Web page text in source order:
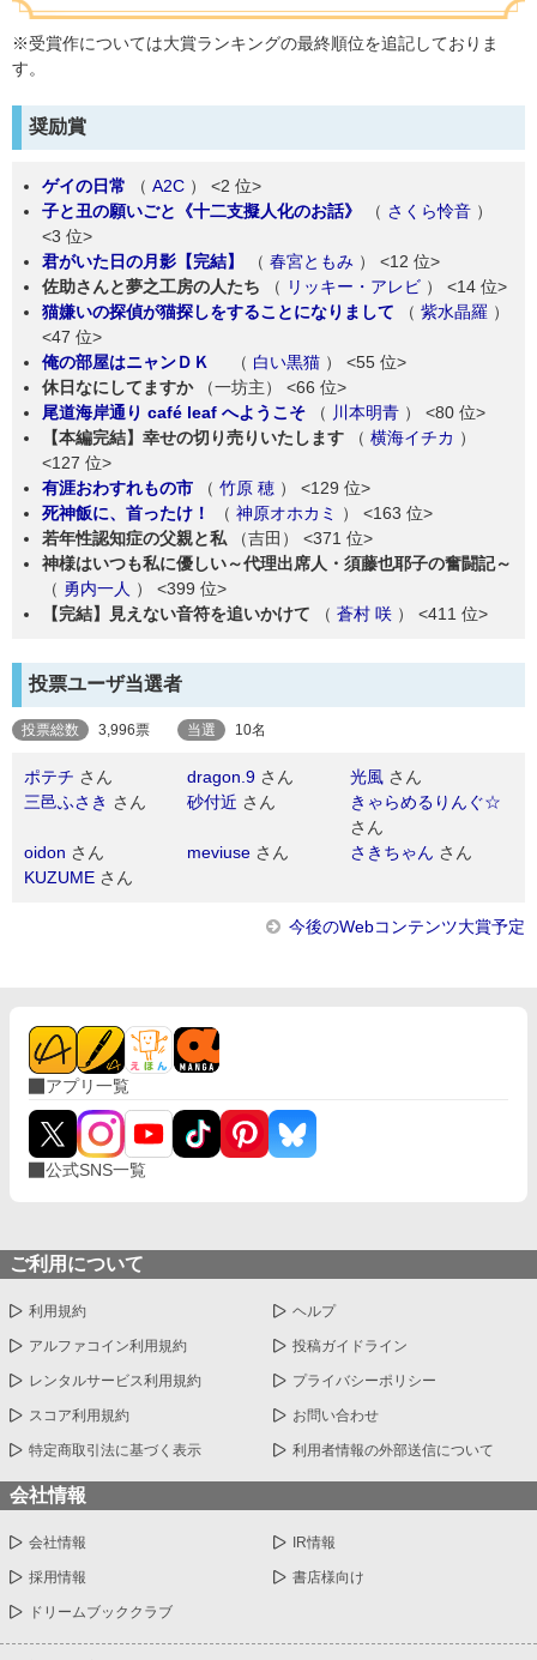
※受賞作については大賞ランキングの最終順位を追記しておりま
す。
奨励賞
ゲイの日常 （ A2C ） <2 位>
子と丑の願いごと《十二支擬人化のお話》
（ さくら怜音 ）
<3 位>
君がいた日の月影【完結】
（ 春宮ともみ ） <12 位>
佐助さんと夢之工房の人たち
（ リッキー・アレビ ） <14 位>
猫嫌いの探偵が猫探しをすることになりまして
（ 紫水晶羅 ）
<47 位>
俺の部屋はニャンＤＫ
（ 白い黒猫 ） <55 位>
休日なにしてますか
（一坊主） <66 位>
尾道海岸通り café leaf へようこそ
（ 川本明青 ） <80 位>
【本編完結】幸せの切り売りいたします
（ 横海イチカ ）
<127 位>
有涯おわすれもの市
（ 竹原 穂 ） <129 位>
死神飯に、首ったけ！
（ 神原オホカミ ） <163 位>
若年性認知症の父親と私
（吉田） <371 位>
神様はいつも私に優しい～代理出席人・須藤也耶子の奮闘記～
（ 勇内一人 ） <399 位>
【完結】見えない音符を追いかけて
（ 蒼村 咲 ） <411 位>
投票ユーザ当選者
投票総数 3,996票 当選 10名
ポテチ さん dragon.9 さん 光風 さん
三邑ふさき さん 砂付近 さん
きゃらめるりんぐ☆
さん
oidon さん meviuse さん さきちゃん さん
KUZUME さん
今後のWebコンテンツ大賞予定
アプリ一覧
公式SNS一覧
ご利用について
利用規約 ヘルプ
アルファコイン利用規約 投稿ガイドライン
レンタルサービス利用規約 プライバシーポリシー
スコア利用規約 お問い合わせ
特定商取引法に基づく表示 利用者情報の外部送信について
会社情報
会社情報 IR情報
採用情報 書店様向け
ドリームブッククラブ